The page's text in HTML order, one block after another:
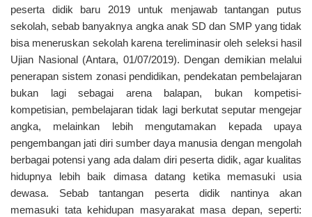
peserta didik baru 2019 untuk menjawab tantangan putus
sekolah, sebab banyaknya angka anak SD dan SMP yang tidak
bisa meneruskan sekolah karena tereliminasir oleh seleksi hasil
Ujian Nasional (Antara, 01/07/2019). Dengan demikian melalui
penerapan sistem zonasi pendidikan, pendekatan pembelajaran
bukan lagi sebagai arena balapan, bukan kompetisi-
kompetisian, pembelajaran tidak lagi berkutat seputar mengejar
angka, melainkan lebih mengutamakan kepada upaya
pengembangan jati diri sumber daya manusia dengan mengolah
berbagai potensi yang ada dalam diri peserta didik, agar kualitas
hidupnya lebih baik dimasa datang ketika memasuki usia
dewasa. Sebab tantangan peserta didik nantinya akan
memasuki tata kehidupan masyarakat masa depan, seperti: